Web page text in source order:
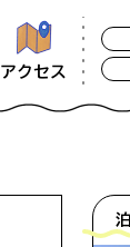
アクセス